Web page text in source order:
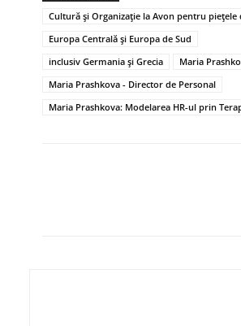
Cultură și Organizație la Avon pentru piețele
Europa Centrală și Europa de Sud
inclusiv Germania și Grecia
Maria
Maria Prashkova - Director de Personal
Maria Prashkova: Modelarea HR-ul prin